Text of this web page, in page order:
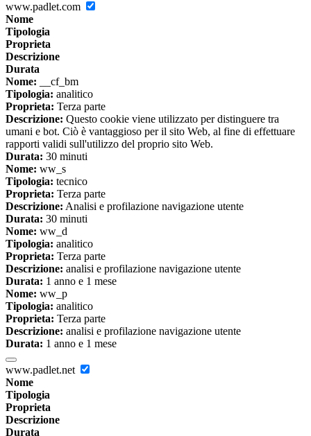
www.padlet.com
Nome
Tipologia
Proprieta
Descrizione
Durata
Nome: __cf_bm
Tipologia: analitico
Proprieta: Terza parte
Descrizione: Questo cookie viene utilizzato per distinguere tra
umani e bot. Ciò è vantaggioso per il sito Web, al fine di effettuare
rapporti validi sull'utilizzo del proprio sito Web.
Durata: 30 minuti
Nome: ww_s
Tipologia: tecnico
Proprieta: Terza parte
Descrizione: Analisi e profilazione navigazione utente
Durata: 30 minuti
Nome: ww_d
Tipologia: analitico
Proprieta: Terza parte
Descrizione: analisi e profilazione navigazione utente
Durata: 1 anno e 1 mese
Nome: ww_p
Tipologia: analitico
Proprieta: Terza parte
Descrizione: analisi e profilazione navigazione utente
Durata: 1 anno e 1 mese
www.padlet.net
Nome
Tipologia
Proprieta
Descrizione
Durata